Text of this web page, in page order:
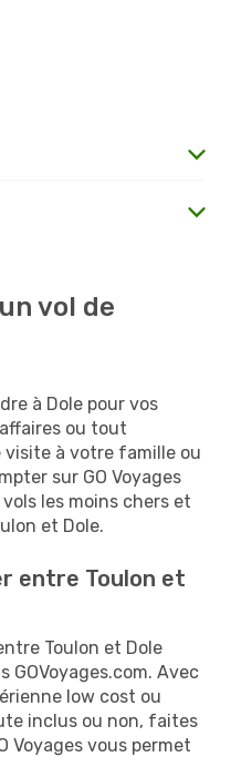
vol de
à Dole pour vos
ou tout
visite à votre famille ou
sur GO Voyages
les moins chers et
et Dole.
entre Toulon et
Toulon et Dole
GOVoyages.com. Avec
low cost ou
inclus ou non, faites
Voyages vous permet